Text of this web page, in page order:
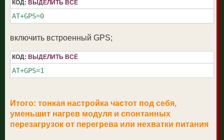
КОД: ВЫДЕЛИТЬ ВСЁ
AT+GPS=0
включить встроенный GPS;
КОД: ВЫДЕЛИТЬ ВСЁ
AT+GPS=1
Итого: тонкая настройка частот под себя,
уменьшит нагрев модуля и спонтанных
перезагрузок от перегрева или нехватки питания